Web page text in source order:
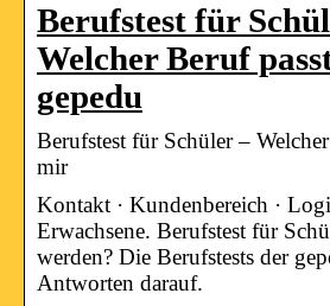
Berufstest für
Welcher Beruf
gepedu
Berufstest für Schüler –
mir
Kontakt · Kundenbereich ·
Erwachsene. Berufstest für
werden? Die Berufstests der
Antworten darauf.